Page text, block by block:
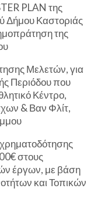
PLAN της
Δήμου Καστοριάς
της
Μελετών, για
Περιόδου που
Κέντρο,
& Βαν Φλίτ,
στους
έργων, με βάση
και Τοπικών